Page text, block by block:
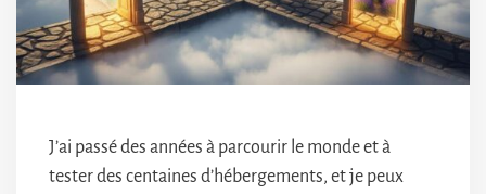
J’ai passé des années à parcourir le monde et à
tester des centaines d’hébergements, et je peux